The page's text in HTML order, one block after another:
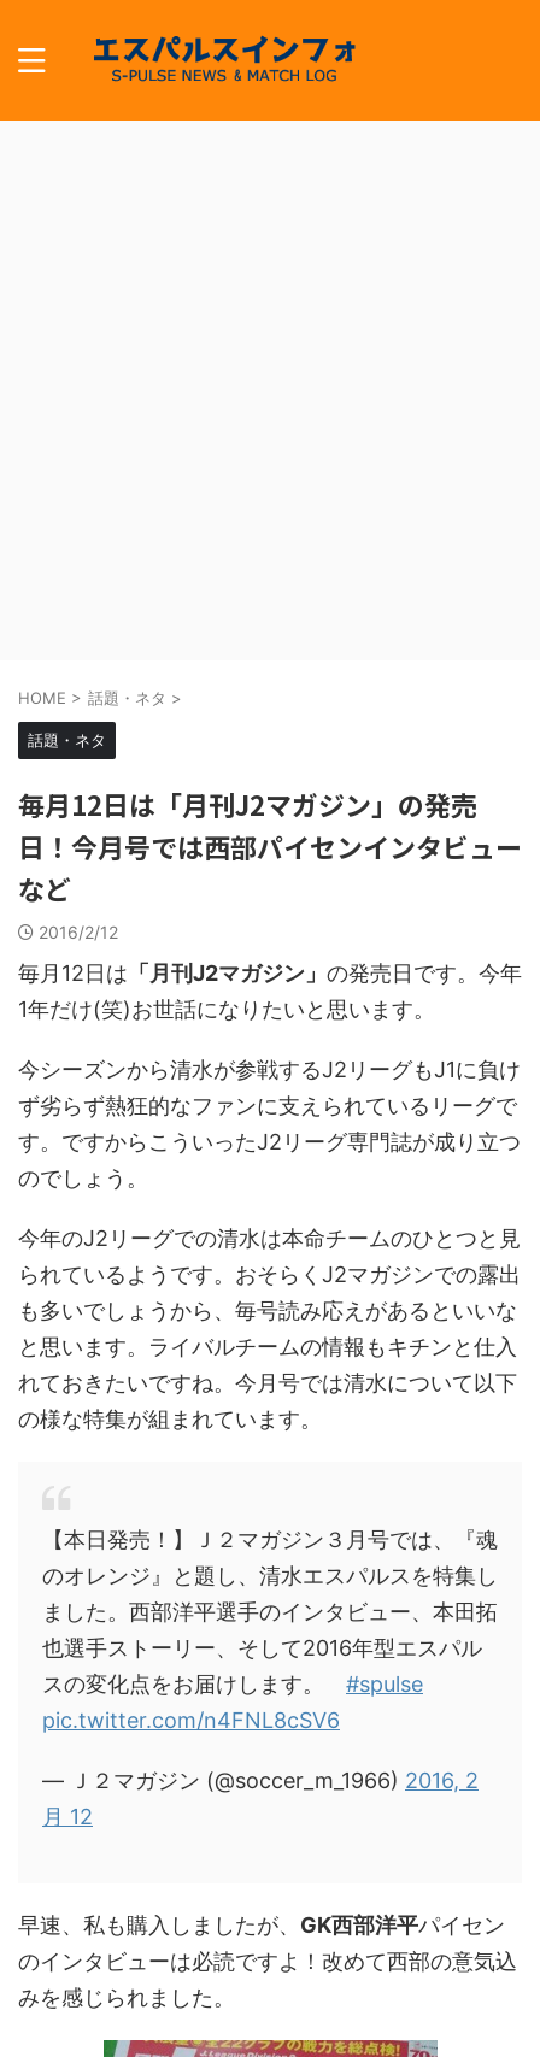
HOME > 話題・ネタ >
話題・ネタ
毎月12日は「月刊J2マガジン」の発売
日！今月号では西部パイセンインタビュー
など
2016/2/12
毎月12日は 「月刊J2マガジン」 の発売日です。今年
1年だけ(笑)お世話になりたいと思います。
今シーズンから清水が参戦するJ2リーグもJ1に負け
ず劣らず熱狂的なファンに支えられているリーグで
す。ですからこういったJ2リーグ専門誌が成り立つ
のでしょう。
今年のJ2リーグでの清水は本命チームのひとつと見
られているようです。おそらくJ2マガジンでの露出
も多いでしょうから、毎号読み応えがあるといいな
と思います。ライバルチームの情報もキチンと仕入
れておきたいですね。 今月号では清水について以下
の様な特集が組まれています。
【本日発売！】Ｊ２マガジン３月号では、『魂
のオレンジ』と題し、清水エスパルスを特集し
ました。西部洋平選手のインタビュー、本田拓
也選手ストーリー、そして2016年型エスパル
スの変化点をお届けします。 #spulse
pic.twitter.com/n4FNL8cSV6
— Ｊ２マガジン (@soccer_m_1966) 2016, 2
月 12
早速、私も購入しましたが、 GK西部洋平パイセン
のインタビューは必読ですよ！改めて西部の意気込
みを感じられました。